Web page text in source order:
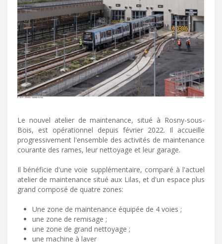
Le nouvel atelier de maintenance, situé à Rosny-sous-
Bois, est opérationnel depuis février 2022. Il accueille
progressivement l'ensemble des activités de maintenance
courante des rames, leur nettoyage et leur garage.
Il bénéficie d'une voie supplémentaire, comparé à l'actuel
atelier de maintenance situé aux Lilas, et d'un espace plus
grand composé de quatre zones:
Une zone de maintenance équipée de 4 voies ;
une zone de remisage ;
une zone de grand nettoyage ;
une machine à laver